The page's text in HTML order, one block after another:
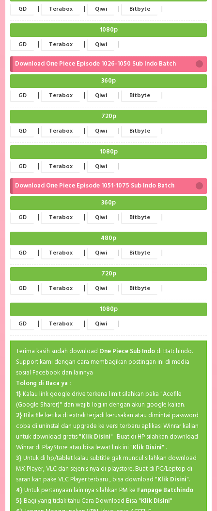
GD | Terabox | Qiwi | Bitbyte |
1080p
GD | Terabox | Qiwi
|
Download One Piece Episode 1026-1050 Sub Indo Batch
360p
GD | Terabox | Qiwi | Bitbyte |
720p
GD | Terabox | Qiwi | Bitbyte |
1080p
GD | Terabox | Qiwi
|
Download One Piece Episode 1051-1075 Sub Indo Batch
360p
GD | Terabox | Qiwi | Bitbyte |
480p
GD | Terabox | Qiwi | Bitbyte |
720p
GD | Terabox | Qiwi | Bitbyte |
1080p
GD | Terabox | Qiwi |
Terima kasih sudah download One Piece Sub Indodi Batchindo.
Support kami dengan cara membagikan postingan ini di media
sosial Facebook dan lainnya
Tolong di Baca ya :
1} Kalau link google drive terkena limit silahkan paka "Acefile
(Google Sharer)" dan wajib log in dengan akun google kalian.
2} Bila file ketika di extrak terjadi kerusakan atau dimintai password
coba di uninstal dan upgrade ke versi terbaru aplikasi Winrar kalian
untuk download gratis "Klik Disini" . Buat di HP silahkan download
Winrar di PlayStore atau bisa lewat link ini "Klik Disini" .
3} Untuk di hp/tablet kalau subtitle gak muncul silahkan download
MX Player, VLC dan sejenis nya di playstore. Buat di PC/Leptop di
saran kan pake VLC Player terbaru , bisa download "Klik Disini".
4} Untuk pertanyaan lain nya silahkan PM ke Fanpage Batchindo
5} Bagi yang tidak tahu Cara Download Bisa "Klik Disini"